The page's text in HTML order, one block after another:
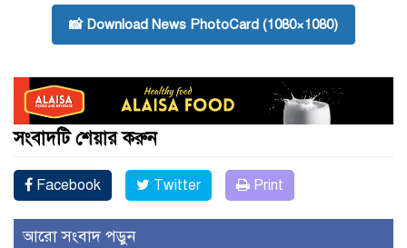
📸 Download News PhotoCard (1080×1080)
সংবাদটি শেয়ার করুন
Facebook Twitter Print
আরো সংবাদ পড়ুন